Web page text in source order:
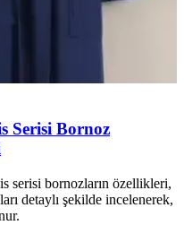
Serisi Bornoz
serisi bornozların özellikleri,
detaylı şekilde incelenerek,